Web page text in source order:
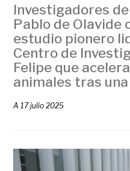
Investigadores
Pablo de Olavide
estudio pionero
Centro de
Felipe que
animales tras
A17 julio 2025